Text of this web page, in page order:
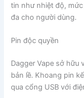
tin như nhiệt độ,
đa cho người dùng.
Pin độc quyền
Dagger Vape sở hữu
bản lề. Khoang pin
qua cổng USB với